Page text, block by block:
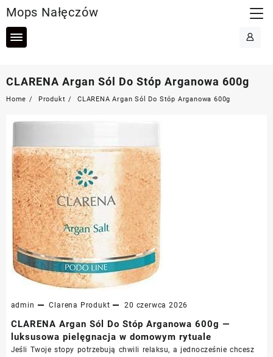
to
content
Mops Nałęczów
CLARENA Argan Sól Do Stóp Arganowa 600g
Home Produkt CLARENA Argan Sól Do Stóp Arganowa 600g
admin Clarena Produkt 20 czerwca 2026
CLARENA Argan Sól Do Stóp Arganowa 600g —
luksusowa pielęgnacja w domowym rytuale
Jeśli Twoje stopy potrzebują chwili relaksu, a jednocześnie chcesz